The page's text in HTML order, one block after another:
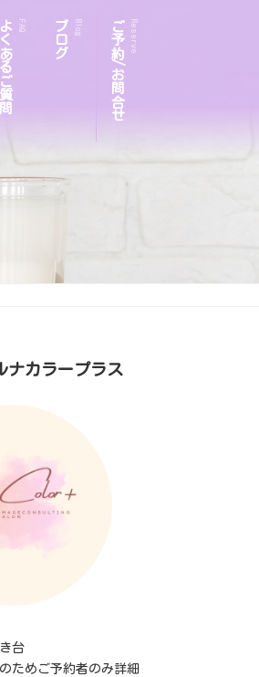
よくあるご質問 FAQ ブログ Blog ご予約/お問合せReserve
ナカラープラス
台
ためご予約者のみ詳細